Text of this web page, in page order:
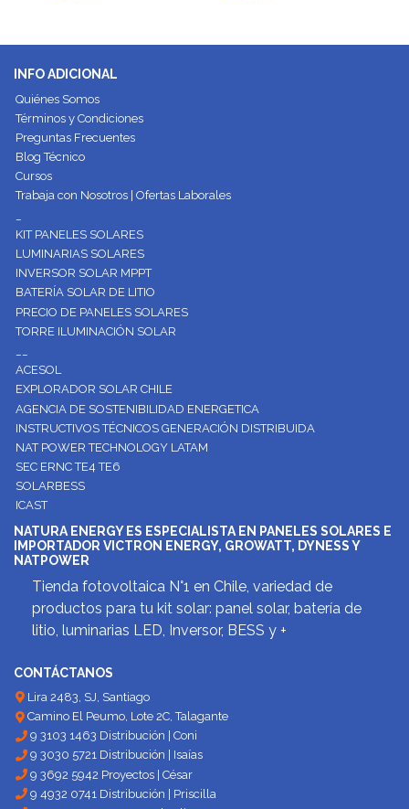
INFO ADICIONAL
Quiénes Somos
Términos y Condiciones
Preguntas Frecuentes
Blog Técnico
Cursos
Trabaja con Nosotros | Ofertas Laborales
KIT PANELES SOLARES
LUMINARIAS SOLARES
INVERSOR SOLAR MPPT
BATERÍA SOLAR DE LITIO
PRECIO DE PANELES SOLARES
TORRE ILUMINACIÓN SOLAR
ACESOL
EXPLORADOR SOLAR CHILE
AGENCIA DE SOSTENIBILIDAD ENERGETICA
INSTRUCTIVOS TÉCNICOS GENERACIÓN DISTRIBUIDA
NAT POWER TECHNOLOGY LATAM
SEC ERNC TE4 TE6
SOLARBESS
ICAST
NATURA ENERGY ES ESPECIALISTA EN PANELES SOLARES E
IMPORTADOR VICTRON ENERGY, GROWATT, DYNESS Y
NATPOWER
Tienda fotovoltaica N°1 en Chile, variedad de
productos para tu kit solar: panel solar, batería de
litio, luminarias LED, Inversor, BESS y +
CONTÁCTANOS
Lira 2483, SJ, Santiago
Camino El Peumo, Lote 2C, Talagante
9 3103 1463 Distribución | Coni
9 3030 5721 Distribución | Isaías
9 3692 5942 Proyectos | César
9 4932 0741 Distribución | Priscilla